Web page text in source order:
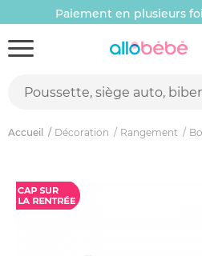
Paiement en plusieurs
Accueil Décoration Rangement